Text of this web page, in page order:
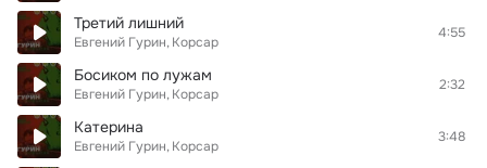
Третий лишний
Евгений Гурин Корсар
4:55
Босиком по лужам
Евгений Гурин Корсар
2:32
Катерина
Евгений Гурин Корсар
3:48